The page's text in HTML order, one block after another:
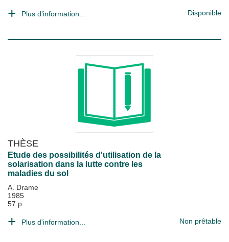
Plus d'information... Disponible
THÈSE
Etude des possibilités d'utilisation de la
solarisation dans la lutte contre les
maladies du sol
A. Drame
1985
57 p.
Plus d'information... Non prêtable